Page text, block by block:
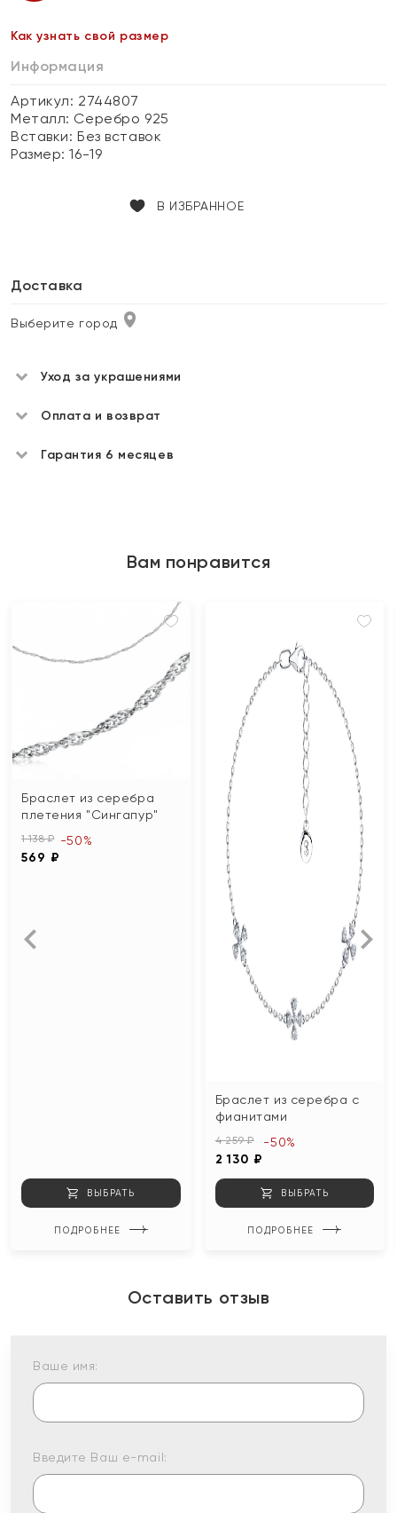
Как узнать свой размер
Информация
Артикул: 2744807
Металл: Серебро 925
Вставки:Без вставок
Размер:16-19
В ИЗБРАННОЕ
Доставка
Выберите город
Уход за украшениями
Оплата и возврат
Гарантия 6 месяцев
Вам понравится
Браслет из серебра
плетения "Сингапур"
1 138 ₽
569 ₽
-50%
ВЫБРАТЬ
ПОДРОБНЕЕ
Браслет из серебра с
фианитами
4 259 ₽
2 130 ₽
-50%
ВЫБРАТЬ
ПОДРОБНЕЕ
Оставить отзыв
Ваше имя:
Введите Ваш e-mail: